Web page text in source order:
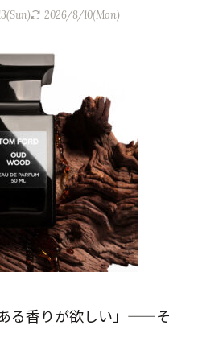
2026/8/10(Mon)
る香りが欲しい」——そ